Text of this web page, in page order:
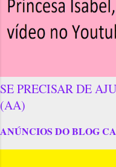
SE PRECISAR DE
(AA)
ANÚNCIOS DO BLOG